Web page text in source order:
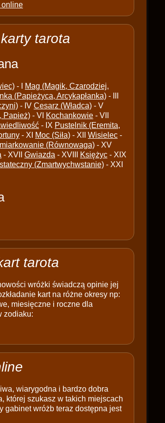
online
tarota
- I
Mag (Magik, Czarodziej,
(Papieżyca, Arcykapłanka) - III
- IV Cesarz (Władca) - V
Papież) - VI Kochankowie - VII
- IX Pustelnik (Eremita,
- XI Moc (Siła) - XII Wisielec -
(Równowaga) - XV
- XVII Gwiazda - XVIII Księżyc - XIX
(Zmartwychwstanie) - XXI
tarota
wróżki świadczą opinie jej
kart na różne okresy np:
miesięczne i roczne dla
zodiaku:
wiarygodna i bardzo dobra
której szukasz w takich miejscach
gabinet wróżb teraz dostępna jest